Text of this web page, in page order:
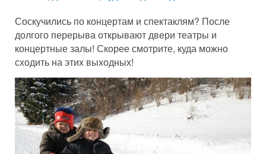
Соскучились по концертам и спектаклям? После
долгого перерыва открывают двери театры и
концертные залы! Скорее смотрите, куда можно
сходить на этих выходных!